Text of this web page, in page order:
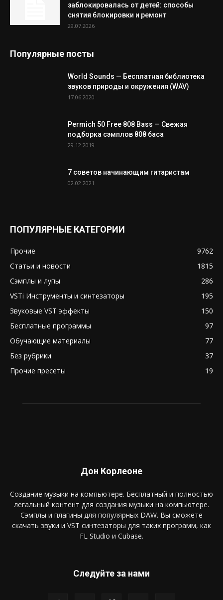
заблокировалась от детей: способы
снятия блокировки и ремонт
29.07.2026
Популярные посты
World Sounds — Бесплатная библиотека
звуков природы и окружения (WAV)
17.06.2020
Permich 50 Free 808 Bass — Свежая
подборка сэмплов 808 баса
29.12.2019
7 советов начинающим гитаристам
02.02.2021
ПОПУЛЯРНЫЕ КАТЕГОРИИ
Прочие
9762
Статьи и новости
1815
Сэмплы и лупы
286
VSTi Инструменты и синтезаторы
195
Звуковые VST эффекты
150
Бесплатные программы
97
Обучающие материалы
77
Без рубрики
37
Прочие пресеты
19
Дон Корлеоне
Создание музыки на компьютере. Бесплатный и полностью
легальный контент для создания музыки на компьютере.
Сэмплы и плагины для популярных DAW. Вы сможете
скачать звуки и VST синтезаторы для таких программ, как
FL Studio и Cubase.
Следуйте за нами